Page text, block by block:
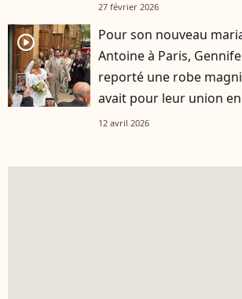
27 février 2026
player2
Pour son nouveau
Antoine à Paris,
reporté une robe
avait pour leur union
12 avril 2026